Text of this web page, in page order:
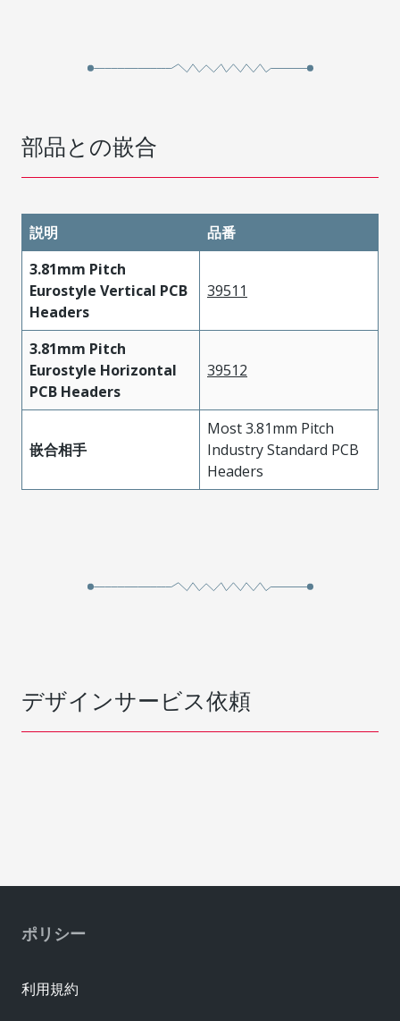
部品との嵌合
説明
品番
3.81mm Pitch
Eurostyle Vertical PCB
Headers
39511
3.81mm Pitch
Eurostyle Horizontal
PCB Headers
39512
嵌合相手
Most 3.81mm Pitch
Industry Standard PCB
Headers
デザインサービス依頼
ポリシー
利用規約